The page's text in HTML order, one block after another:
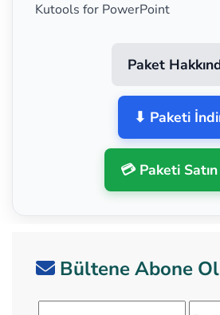
Kutools for PowerPoint
Paket
⬇ Paketi
💳 Paketi
Bültene Abone Ol